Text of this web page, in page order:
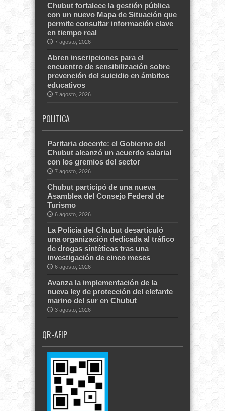
Chubut fortalece la gestión pública
con un nuevo Mapa de Situación que
permite consultar información clave
en tiempo real
7 agosto, 2026
Abren inscripciones para el
encuentro de sensibilización sobre
prevención del suicidio en ámbitos
educativos
7 agosto, 2026
POLITICA
Paritaria docente: el Gobierno del
Chubut alcanzó un acuerdo salarial
con los gremios del sector
7 agosto, 2026
Chubut participó de una nueva
Asamblea del Consejo Federal de
Turismo
6 agosto, 2026
La Policía del Chubut desarticuló
una organización dedicada al tráfico
de drogas sintéticas tras una
investigación de cinco meses
6 agosto, 2026
Avanza la implementación de la
nueva ley de protección del elefante
marino del sur en Chubut
3 agosto, 2026
QR-AFIP